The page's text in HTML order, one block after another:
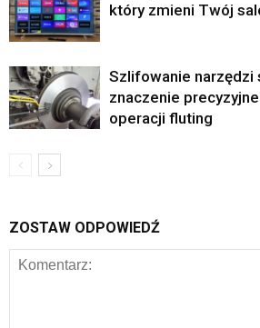
który zmieni Twój
Szlifowanie narzędzi
znaczenie
operacji fluting
ZOSTAW ODPOWIEDŹ